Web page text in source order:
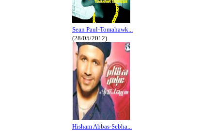
Sean Paul-Tomahawk...
(28/05/2012)
Hisham Abbas-Sebha...